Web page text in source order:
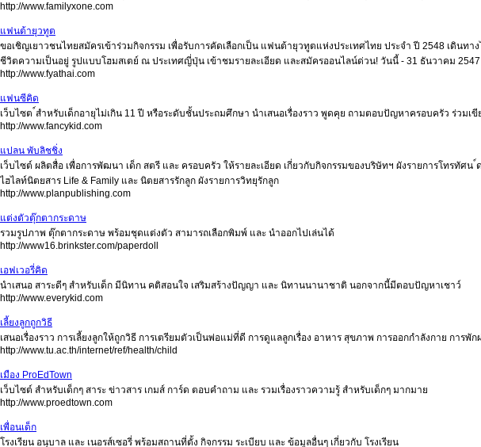
http://www.familyxone.com
แฟนต้ายุวทูต
ขอเชิญเยาวชนไทยสมัครเข้าร่วมกิจกรรม เพื่อรับการคัดเลือกเป็น แฟนต้ายุวทูตแห่งประเทศไทย ประจำ ปี 2548 เดินทา
ชีวิตความเป็นอยู่ รูปแบบโฮมสเตย์ ณ ประเทศญี่ปุ่น เข้าชมรายละเอียด และสมัครออนไลน์ด่วน! วันนี้ - 31 ธันวาคม 2547
http://www.fyathai.com
แฟนซีคิด
เว็บไซต ์สำหรับเด็กอายุไม่เกิน 11 ปี หรือระดับชั้นประถมศึกษา นำเสนอเรื่องราว พูดคุย ถามตอบปัญหาครอบครัว ร่วมเ
http://www.fancykid.com
แปลน พับลิชชิ่ง
เว็บไซต์ ผลิตสื่อ เพื่อการพัฒนา เด็ก สตรี และ ครอบครัว ให้รายละเอียด เกี่ยวกับกิจกรรมของบริษัทฯ ผังรายการโทรทัศ
ไฮไลท์นิตยสาร Life & Family และ นิตยสารรักลูก ผังรายการวิทยุรักลูก
http://www.planpublishing.com
แต่งตัวตุ๊กตากระดาษ
รวมรูปภาพ ตุ๊กตากระดาษ พร้อมชุดแต่งตัว สามารถเลือกพิมพ์ และ นำออกไปเล่นได้
http://www16.brinkster.com/paperdoll
เอฟเวอรี่คิด
นำเสนอ สาระดีๆ สำหรับเด็ก มีนิทาน คติสอนใจ เสริมสร้างปัญญา และ นิทานนานาชาติ นอกจากนี้มีตอบปัญหาเชาว์
http://www.everykid.com
เลี้ยงลูกถูกวิธี
เสนอเรื่องราว การเลี้ยงลูกให้ถูกวิธี การเตรียมตัวเป็นพ่อแม่ที่ดี การดูแลลูกเรื่อง อาหาร สุขภาพ การออกกำลังกาย การ
http://www.tu.ac.th/internet/ref/health/child
เมือง ProEdTown
เว็บไซต์ สำหรับเด็กๆ สาระ ข่าวสาร เกมส์ การ์ด ตอบคำถาม และ รวมเรื่องราวความรู้ สำหรับเด็กๆ มากมาย
http://www.proedtown.com
เพื่อนเด็ก
โรงเรียน อนุบาล และ เนอรส์เซอรี่ พร้อมสถานที่ตั้ง กิจกรรม ระเบียบ และ ข้อมูลอื่นๆ เกี่ยวกับ โรงเรียน